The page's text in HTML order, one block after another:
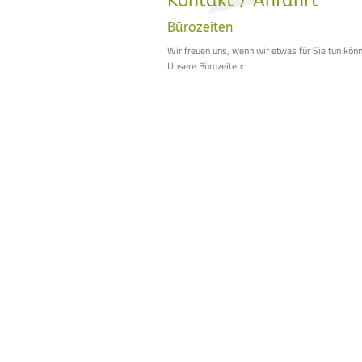
Bürozeiten
Wir freuen uns, wenn wir etwas für Sie tun
Unsere Bürozeiten: